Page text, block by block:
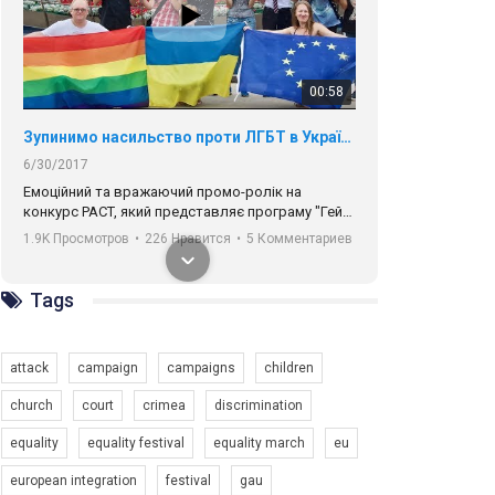
00:58
Зупинимо насильство проти ЛГБТ в Україні! Stop violence against LGBT in Ukraine!
6/30/2017
Емоційний та вражаючий промо-ролік на
конкурс PACT, який представляє програму "Гей-
альянс Україна" з протидії насильству проти
ЛГБТ в Україні.
Ми просимо вашої підтримки, щоб реалізувати
нашу програму з боротьби з насильством проти
Якщо ти хочеш підтримати нас - просто натисни
"лайк" під відео.
Team of Gay Alliance Ukraine participates in a
competition for the best video, representing
programme for the development of organization.
The competition is organized by inetrnational
1.9K Просмотров • 226 Нравится • 5 Комментариев
Tags
attack campaign campaigns children
church court crimea discrimination
equality equality festival equality march eu
european integration festival gau